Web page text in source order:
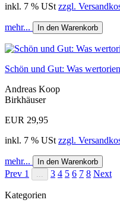
inkl. 7 % USt zzgl.
mehr... In den Warenkorb
Schön und Gut: Was
Andreas Koop
Birkhäuser
EUR 29,95
inkl. 7 % USt zzgl.
mehr... In den Warenkorb
Prev 1 3 4 5 6 7 8 Next
Kategorien